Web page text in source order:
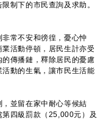
制下的市民查詢及求助。
常不安和徬徨，憂心忡
活動停頓，居民生計亦受
傳播鏈，釋除居民的憂慮
動的生氣，讓市民生活能
並留在家中耐心等候結
四級罰款（25,000元）及